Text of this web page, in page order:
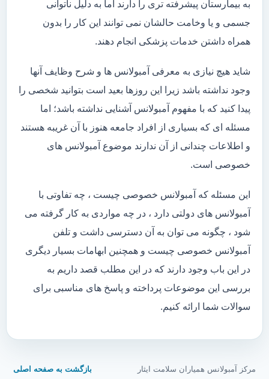
به بیمارستان پیشرفته تری را دارند اما به دلیل ناتوانی
جسمی و یا وخامت حالشان نمی توانند این کار را بدون
همراه داشتن خدمات پزشکی انجام دهند.
شاید هیچ نیازی به معرفی آمبولانس ها و شرح وظایف آنها
وجود نداشته باشد زیرا این روزها بعید است بتوانید شخصی را
پیدا کنید که با مفهوم آمبولانس آشنایی نداشته باشد؛ اما
مسئله ای که بسیاری از افراد جامعه هنوز با آن غریبه هستند
و اطلاعات چندانی از آن ندارند موضوع آمبولانس های
خصوصی است.
این مسئله که آمبولانس خصوصی چیست ، چه تفاوتی با
آمبولانس های دولتی دارد ، در چه مواردی به کار گرفته می
شود ، چگونه می توان به آن دسترسی داشت و تلفن
آمبولانس خصوصی چیست و همچنین ابهامات بسیار دیگری
در این باب وجود دارند که در این مطلب قصد داریم به
بررسی این موضوعات پرداخته و پاسخ های مناسبی برای
سوالات شما ارائه کنیم.
مرکز آمبولانس همیاران سلامت ایثار بازگشت به صفحه اصلی